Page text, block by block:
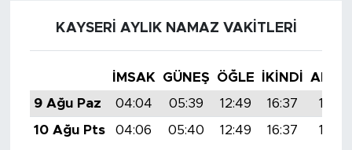
KAYSERI AYLIK NAMAZ VAKITLERI
İMSAK GÜNEŞ ÖĞLE İKINDI
9 Ağu Paz
04:04 05:39 12:49 16:37
19:48
10 Ağu Pts
04:06 05:40 12:49 16:37 19:47